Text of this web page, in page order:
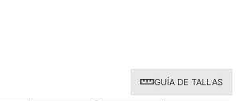
GUÍA DE TALLAS